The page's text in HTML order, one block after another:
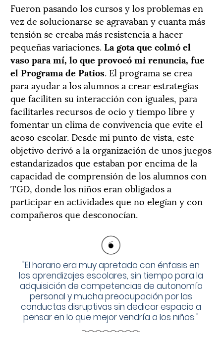
Fueron pasando los cursos y los problemas en
vez de solucionarse se agravaban y cuanta más
tensión se creaba más resistencia a hacer
pequeñas variaciones.La gota que colmó el
vaso para mí, lo que provocó mi renuncia, fue
el Programa de Patios. El programa se crea
para ayudar a los alumnos a crear estrategias
que faciliten su interacción con iguales, para
facilitarles recursos de ocio y tiempo libre y
fomentar un clima de convivencia que evite el
acoso escolar. Desde mi punto de vista, este
objetivo derivó a la organización de unos juegos
estandarizados que estaban por encima de la
capacidad de comprensión de los alumnos con
TGD, donde los niños eran obligados a
participar en actividades que no elegían y con
compañeros que desconocían.
"El horario era muy apretado con énfasis en
los aprendizajes escolares, sin tiempo para la
adquisición de competencias de autonomía
personal y mucha preocupación por las
conductas disruptivas sin dedicar espacio a
pensar en lo que mejor vendría a los niños "